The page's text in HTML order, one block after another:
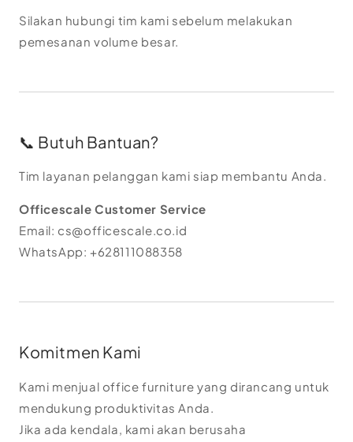
Silakan hubungi tim kami sebelum melakukan
pemesanan volume besar.
📞 Butuh Bantuan?
Tim layanan pelanggan kami siap membantu Anda.
Officescale Customer Service
Email: cs@officescale.co.id
WhatsApp: +628111088358
Komitmen Kami
Kami menjual office furniture yang dirancang untuk
mendukung produktivitas Anda.
Jika ada kendala, kami akan berusaha